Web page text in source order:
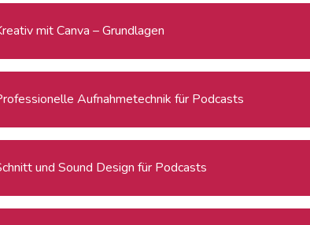
mit Canva – Grundlagen
Aufnahmetechnik für Podcasts
und Sound Design für Podcasts